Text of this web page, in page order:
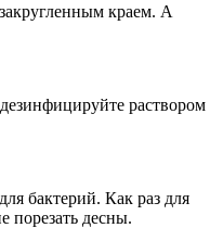
краем. А
раствором
бактерий. Как раз для
порезать десны.